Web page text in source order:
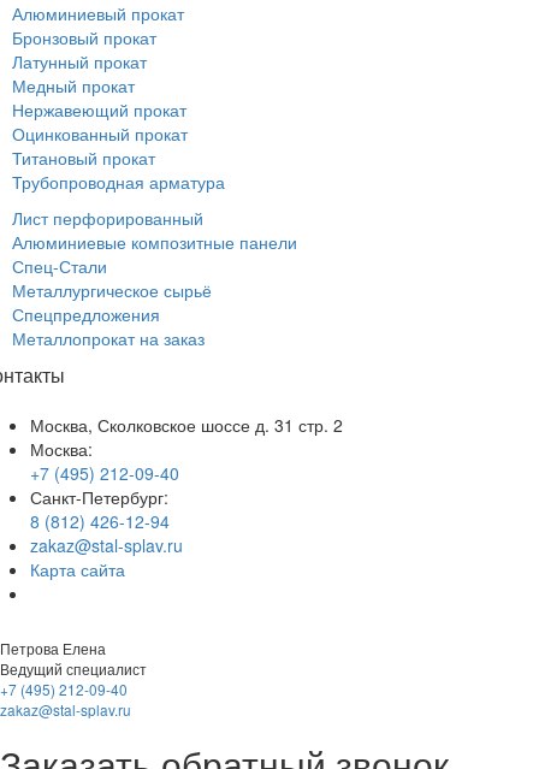
Алюминиевый прокат
Бронзовый прокат
Латунный прокат
Медный прокат
Нержавеющий прокат
Оцинкованный прокат
Титановый прокат
Трубопроводная арматура
Лист перфорированный
Алюминиевые композитные панели
Спец-Стали
Металлургическое сырьё
Спецпредложения
Металлопрокат на заказ
Москва, Сколковское шоссе д. 31 стр. 2
Москва:
+7 (495) 212-09-40
Санкт-Петербург:
8 (812) 426-12-94
zakaz@stal-splav.ru
Карта сайта
Петрова Елена
Ведущий специалист
+7 (495) 212-09-40
zakaz@stal-splav.ru